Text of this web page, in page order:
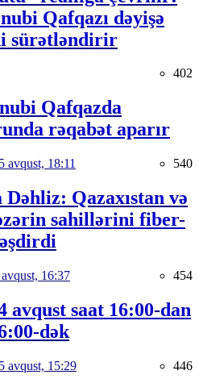
Qafqazı dəyişə
sürətləndirir
402
Qafqazda
rəqabət aparır
avqust, 18:11 540
Qazaxıstan və
sahillərini fiber-
16:37 454
avqust saat 16:00-dan
dək
avqust, 15:29 446